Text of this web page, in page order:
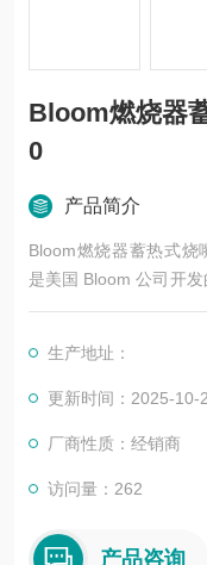
Bloom燃烧器
0
产品简介
Bloom燃烧器蓄热式烧
是美国 Bloom 公司开发
能、环保等特点，以下
生产地址：
更新时间：2025-10-
厂商性质：经销商
访问量：262
产品咨询